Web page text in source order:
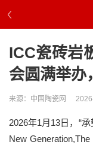
ICC瓷砖岩
会圆满举办
来源：中国陶瓷网
2026年1月13日，“
New